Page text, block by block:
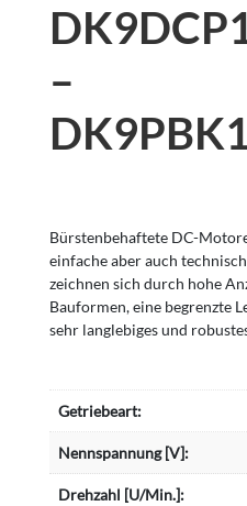
–
Bürstenbehaftete DC-
einfache aber auch
zeichnen sich durch hohe
Bauformen, eine begrenzte
sehr langlebiges und
Getriebeart:
Nennspannung [V]:
Drehzahl [U/Min.]: